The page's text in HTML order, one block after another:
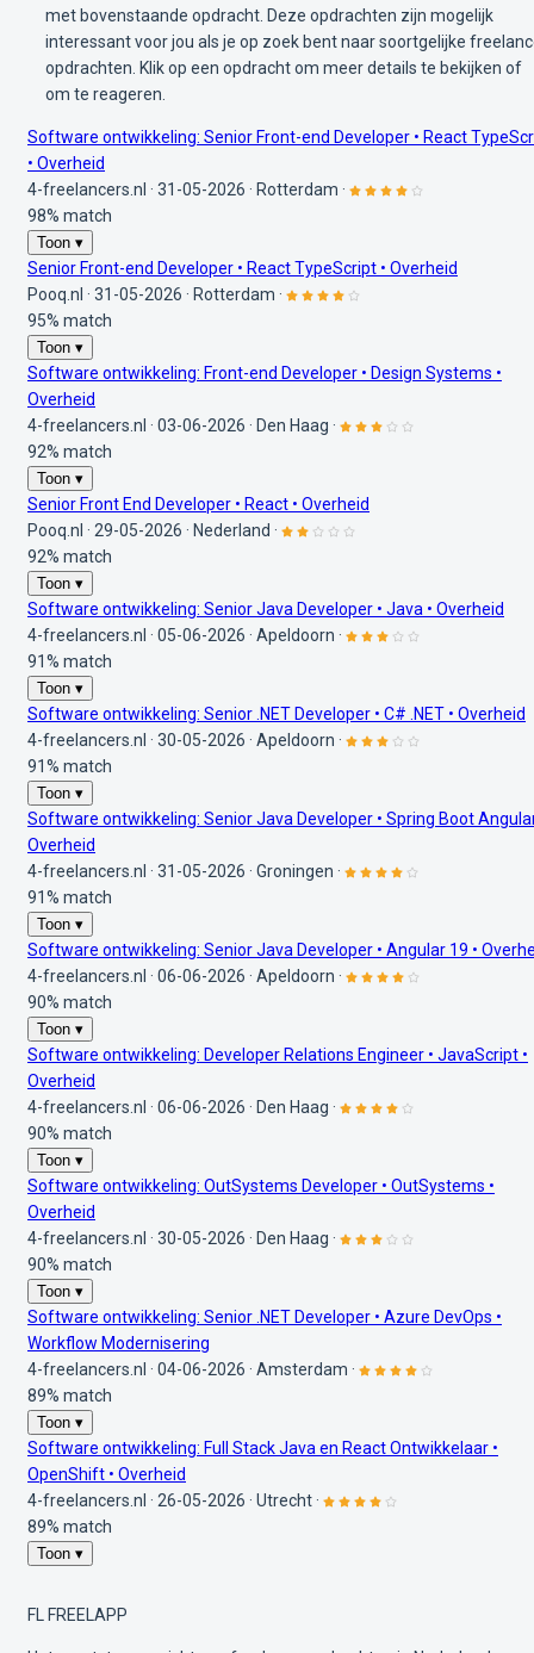
met bovenstaande opdracht. Deze opdrachten zijn mogelijk
interessant voor jou als je op zoek bent naar soortgelijke
opdrachten. Klik op een opdracht om meer details te bekijken of
om te reageren.
Software ontwikkeling: Senior Front-end Developer • React
• Overheid
4-freelancers.nl · 31-05-2026 · Rotterdam ·
98% match
Toon ▾
Senior Front-end Developer • React TypeScript • Overheid
Pooq.nl · 31-05-2026 · Rotterdam ·
95% match
Toon ▾
Software ontwikkeling: Front-end Developer • Design Systems •
Overheid
4-freelancers.nl · 03-06-2026 · Den Haag ·
92% match
Toon ▾
Senior Front End Developer • React • Overheid
Pooq.nl · 29-05-2026 · Nederland ·
92% match
Toon ▾
Software ontwikkeling: Senior Java Developer • Java • Overheid
4-freelancers.nl · 05-06-2026 · Apeldoorn ·
91% match
Toon ▾
Software ontwikkeling: Senior .NET Developer • C# .NET • Overheid
4-freelancers.nl · 30-05-2026 · Apeldoorn ·
91% match
Toon ▾
Software ontwikkeling: Senior Java Developer • Spring Boot
Overheid
4-freelancers.nl · 31-05-2026 · Groningen ·
91% match
Toon ▾
Software ontwikkeling: Senior Java Developer • Angular 19 •
4-freelancers.nl · 06-06-2026 · Apeldoorn ·
90% match
Toon ▾
Software ontwikkeling: Developer Relations Engineer • JavaScript •
Overheid
4-freelancers.nl · 06-06-2026 · Den Haag ·
90% match
Toon ▾
Software ontwikkeling: OutSystems Developer • OutSystems •
Overheid
4-freelancers.nl · 30-05-2026 · Den Haag ·
90% match
Toon ▾
Software ontwikkeling: Senior .NET Developer • Azure DevOps •
Workflow Modernisering
4-freelancers.nl · 04-06-2026 · Amsterdam ·
89% match
Toon ▾
Software ontwikkeling: Full Stack Java en React Ontwikkelaar •
OpenShift • Overheid
4-freelancers.nl · 26-05-2026 · Utrecht ·
89% match
Toon ▾
FL FREELAPP